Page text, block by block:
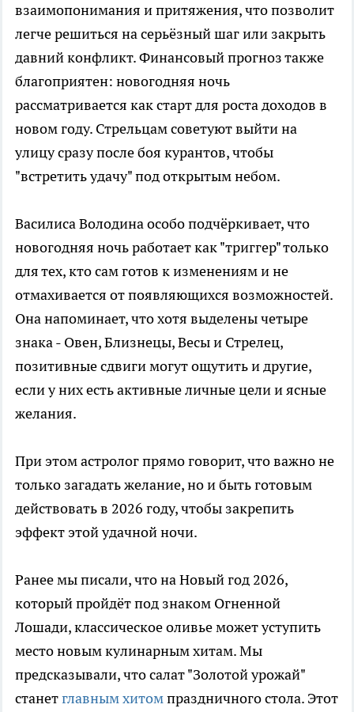
взаимопонимания и притяжения, что позволит
легче решиться на серьёзный шаг или закрыть
давний конфликт. Финансовый прогноз также
благоприятен: новогодняя ночь
рассматривается как старт для роста доходов в
новом году. Стрельцам советуют выйти на
улицу сразу после боя курантов, чтобы
"встретить удачу" под открытым небом.
Василиса Володина особо подчёркивает, что
новогодняя ночь работает как "триггер" только
для тех, кто сам готов к изменениям и не
отмахивается от появляющихся возможностей.
Она напоминает, что хотя выделены четыре
знака - Овен, Близнецы, Весы и Стрелец,
позитивные сдвиги могут ощутить и другие,
если у них есть активные личные цели и ясные
желания.
При этом астролог прямо говорит, что важно не
только загадать желание, но и быть готовым
действовать в 2026 году, чтобы закрепить
эффект этой удачной ночи.
Ранее мы писали, что на Новый год 2026,
который пройдёт под знаком Огненной
Лошади, классическое оливье может уступить
место новым кулинарным хитам. Мы
предсказывали, что салат "Золотой урожай"
станетглавным хитомпраздничного стола. Этот